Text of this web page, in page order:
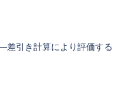
引き計算により評価する